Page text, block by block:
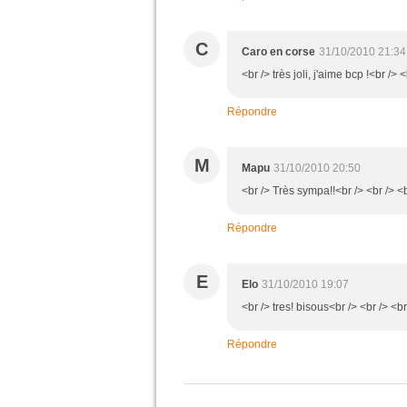
C Caro en corse 31/10/2010 21:34
<br /> très joli, j'aime bcp !<br />
Répondre
M Mapu 31/10/2010 20:50
<br /> Très sympa!!<br /> <br />
Répondre
E Elo 31/10/2010 19:07
<br /> tres! bisous<br /> <br />
Répondre